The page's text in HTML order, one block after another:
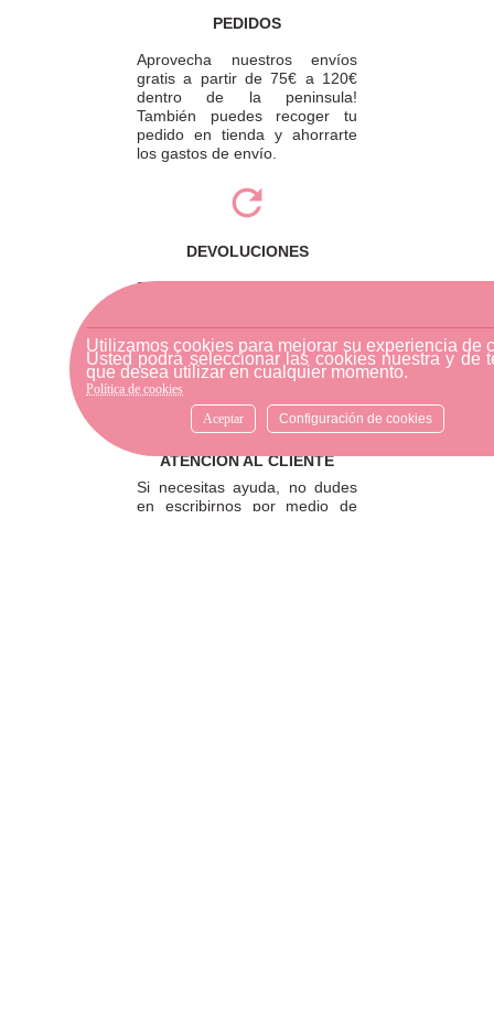
Utilizamos cookies para mejorar su experiencia de
Usted podrá seleccionar las cookies nuestra y de
que desea utilizar en cualquier momento.
Política de cookies
Aceptar
Configuración de cookies
PEDIDOS
Aprovecha nuestros envíos
gratis a partir de 75€ a 120€
dentro de la peninsula!
También puedes recoger tu
pedido en tienda y ahorrarte
los gastos de envío.
DEVOLUCIONES
Para realizar una devolución,
través de una empresa de
mensajería o diríjase a la
tienda física más cercana.
ATENCIÓN AL CLIENTE
Si necesitas ayuda, no dudes
en escribirnos por medio de